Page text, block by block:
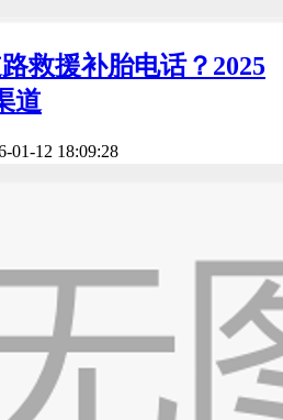
救援补胎电话？2025
道
01-12 18:09:28